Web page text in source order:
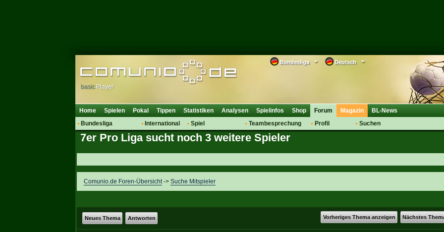
Deutsch
Bundesliga
basic Player
Home Spielen Pokal Tippen Statistiken Analysen Spielinfos Shop
Forum
Bundesliga
Hot News
Vereinsdiskussion
Vereinsfragen
International
Vereine
Spiel
Regeln & Tipps
Teambesprechung
Bewertungen
Saisonübergang
Profil
Suchen
Magazin BL-News
7er Pro Liga sucht noch 3 weitere Spieler
Comunio.de Foren-Übersicht-> Suche Mitspieler
Vorheriges Thema anzeigen Nächstes
Neues Thema Antworten